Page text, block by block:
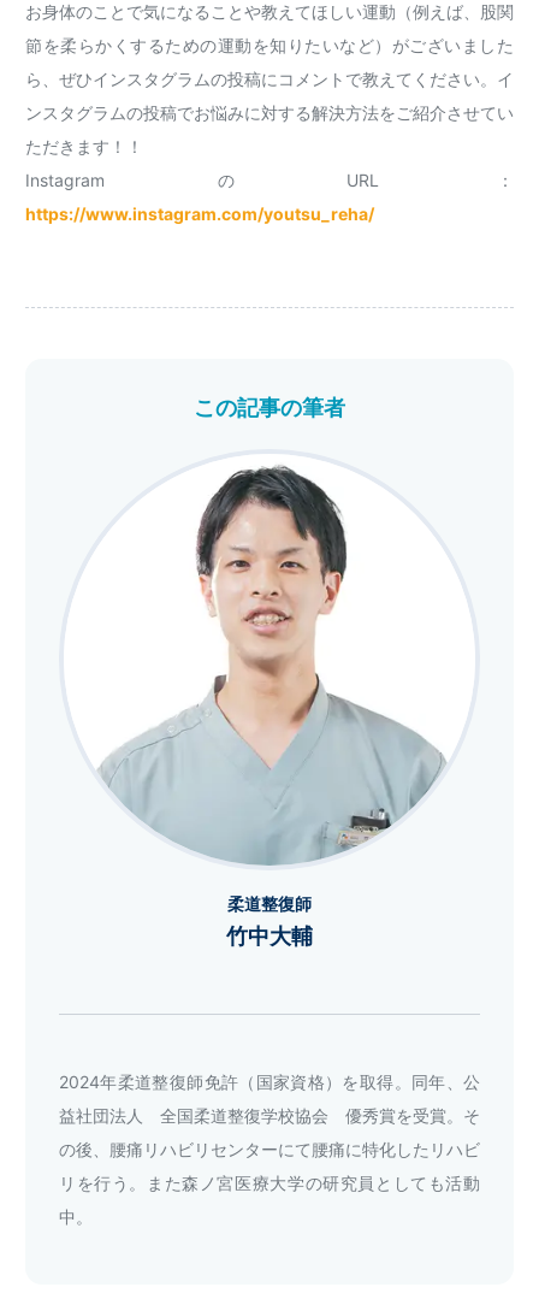
お身体のことで気になることや教えてほしい運動（例えば、股関
節を柔らかくするための運動を知りたいなど）がございました
ら、ぜひインスタグラムの投稿にコメントで教えてください。イ
ンスタグラムの投稿でお悩みに対する解決方法をご紹介させてい
ただきます！！
InstagramのURL ：
https://www.instagram.com/youtsu_reha/
この記事の筆者
柔道整復師
竹中大輔
2024年柔道整復師免許（国家資格）を取得。同年、公
益社団法人 全国柔道整復学校協会 優秀賞を受賞。そ
の後、腰痛リハビリセンターにて腰痛に特化したリハビ
リを行う。また森ノ宮医療大学の研究員としても活動
中。